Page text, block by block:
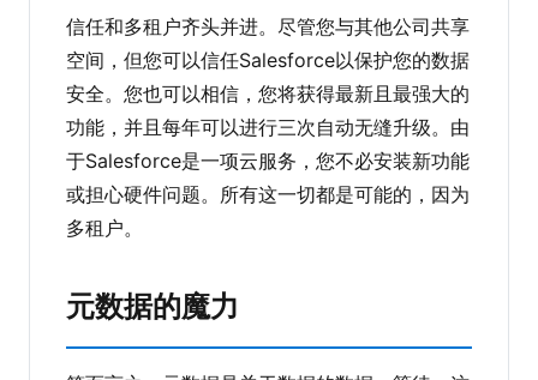
信任和多租户齐头并进。尽管您与其他公司共享
空间，但您可以信任Salesforce以保护您的数据
安全。您也可以相信，您将获得最新且最强大的
功能，并且每年可以进行三次自动无缝升级。由
于Salesforce是一项云服务，您不必安装新功能
或担心硬件问题。所有这一切都是可能的，因为
多租户。
元数据的魔力